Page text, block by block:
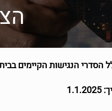
הסדרי הנגישות הקיימים